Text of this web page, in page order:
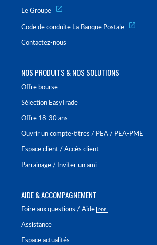
Le Groupe
Code de conduite La Banque Postale
Contactez-nous
NOS PRODUITS & NOS SOLUTIONS
Offre bourse
Sélection EasyTrade
Offre 18-30 ans
Ouvrir un compte-titres / PEA / PEA-PME
Espace client / Accès client
Parrainage / Inviter un ami
AIDE & ACCOMPAGNEMENT
Foire aux questions / Aide
Assistance
Espace actualités